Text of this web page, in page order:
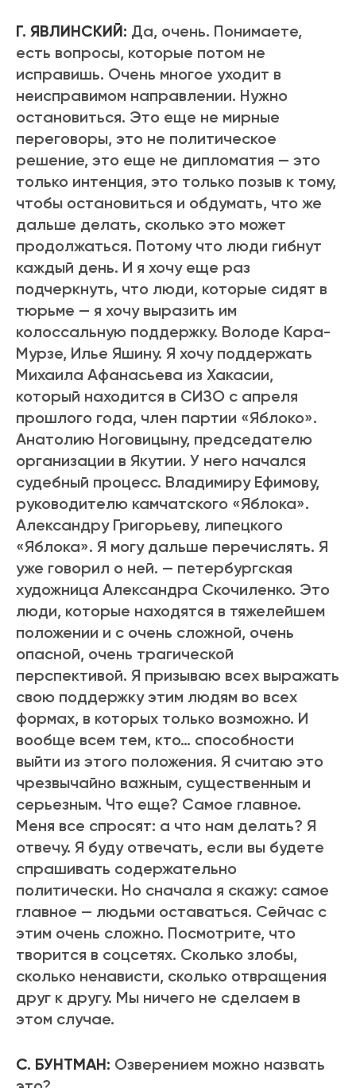
Г. ЯВЛИНСКИЙ: Да, очень. Понимаете,
есть вопросы, которые потом не
исправишь. Очень многое уходит в
неисправимом направлении. Нужно
остановиться. Это еще не мирные
переговоры, это не политическое
решение, это еще не дипломатия — это
только интенция, это только позыв к тому,
чтобы остановиться и обдумать, что же
дальше делать, сколько это может
продолжаться. Потому что люди гибнут
каждый день. И я хочу еще раз
подчеркнуть, что люди, которые сидят в
тюрьме — я хочу выразить им
колоссальную поддержку. Володе Кара-
Мурзе, Илье Яшину. Я хочу поддержать
Михаила Афанасьева из Хакасии,
который находится в СИЗО с апреля
прошлого года, член партии «Яблоко».
Анатолию Ноговицыну, председателю
организации в Якутии. У него начался
судебный процесс. Владимиру Ефимову,
руководителю камчатского «Яблока».
Александру Григорьеву, липецкого
«Яблока». Я могу дальше перечислять. Я
уже говорил о ней. — петербургская
художница Александра Скочиленко. Это
люди, которые находятся в тяжелейшем
положении и с очень сложной, очень
опасной, очень трагической
перспективой. Я призываю всех выражать
свою поддержку этим людям во всех
формах, в которых только возможно. И
вообще всем тем, кто… способности
выйти из этого положения. Я считаю это
чрезвычайно важным, существенным и
серьезным. Что еще? Самое главное.
Меня все спросят: а что нам делать? Я
отвечу. Я буду отвечать, если вы будете
спрашивать содержательно
политически. Но сначала я скажу: самое
главное — людьми оставаться. Сейчас с
этим очень сложно. Посмотрите, что
творится в соцсетях. Сколько злобы,
сколько ненависти, сколько отвращения
друг к другу. Мы ничего не сделаем в
этом случае.
С. БУНТМАН: Озверением можно назвать